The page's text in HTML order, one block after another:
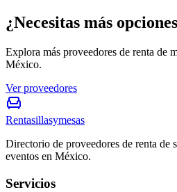
¿Necesitas más
Explora más proveedores de renta de
México.
Ver proveedores
Rentasillasymesas
Directorio de proveedores de renta de
eventos en México.
Servicios